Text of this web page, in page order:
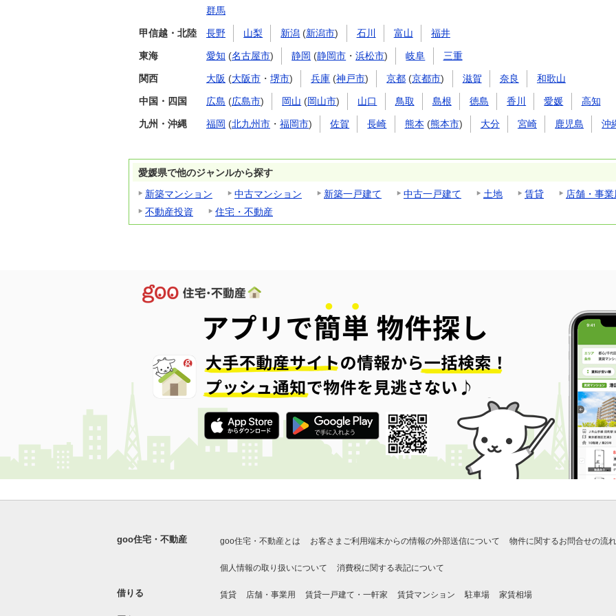
群馬
甲信越・北陸 長野 山梨 新潟 (新潟市) 石川 富山 福井
東海 愛知 (名古屋市) 静岡 (静岡市 ・浜松市) 岐阜 三重
関西 大阪 (大阪市 ・ 堺市) 兵庫 (神戸市) 京都 (京都市) 滋賀 奈良 和歌山
中国・四国 広島 (広島市) 岡山 (岡山市) 山口 鳥取 島根 徳島 香川 愛媛 高知
九州・沖縄 福岡 (北九州市 ・ 福岡市) 佐賀 長崎 熊本 (熊本市) 大分 宮崎 鹿児島 沖
愛媛県で他のジャンルから探す
新築マンション
中古マンション 新築一戸建て 中古一戸建て 土地 賃貸
店舗・事業
不動産投資
住宅・不動産
goo住宅・不動産 goo住宅・不動産とは お客さまご利用端末からの情報の外部送信について 物件に関するお問合せの流れ
個人情報の取り扱いについて 消費税に関する表記について
借りる 賃貸 店舗・事業用 賃貸一戸建て・一軒家 賃貸マンション 駐車場 家賃相場